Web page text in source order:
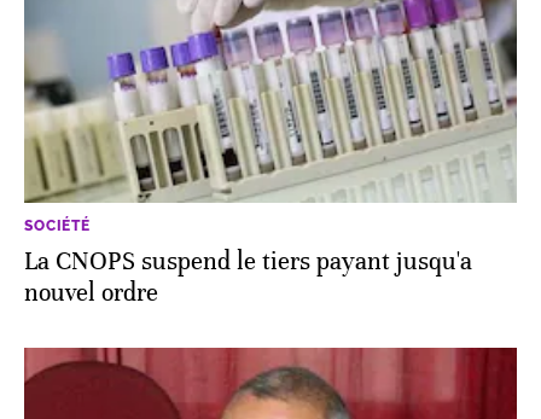
SOCIÉTÉ
La CNOPS suspend le tiers payant jusqu'a
nouvel ordre